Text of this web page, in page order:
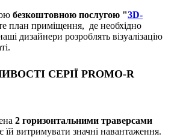
безкоштовною послугою "3D-
план приміщення, де необхідно
дизайнери розроблять візуалізацію
СЕРІЇ PROMO-R
2 горизонтальними траверсами
їй витримувати значні навантаження.